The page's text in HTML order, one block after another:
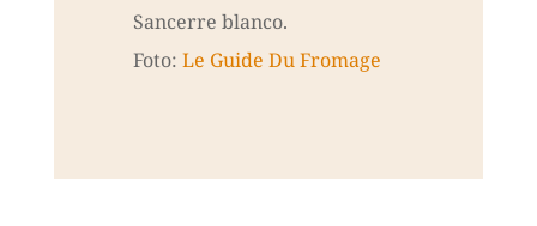
Sancerre blanco.
Foto: Le Guide Du Fromage